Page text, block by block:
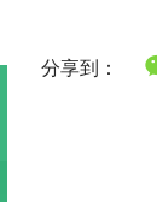
分享到：